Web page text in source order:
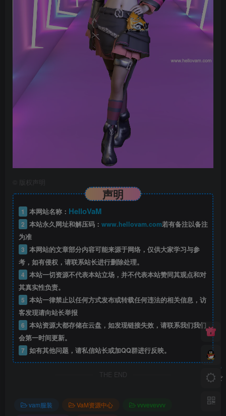
版权声明
声明
1 本网站名称： HelloVaM
2 本站永久网址和解压码： www.hellovam.com若有备注以备注
为准
3 本网站的文章部分内容可能来源于网络，仅供大家学习与参
考，如有侵权，请联系站长进行删除处理。
4 本站一切资源不代表本站立场，并不代表本站赞同其观点和对
其真实性负责。
5 本站一律禁止以任何方式发布或转载任何违法的相关信息，访
客发现请向站长举报
6 本站资源大都存储在云盘，如发现链接失效，请联系我们我们
会第一时间更新。
7 如有其他问题，请私信站长或加QQ群进行反映。
THE END
vam服装 VaM资源中心
vvvevevvv